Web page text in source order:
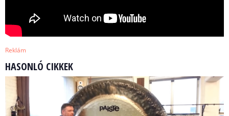
Reklám
HASONLÓ CIKKEK